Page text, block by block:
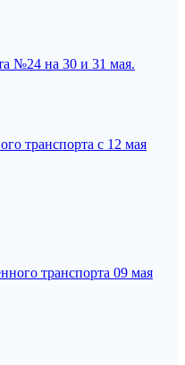
№24 на 30 и 31 мая.
транспорта с 12 мая
транспорта 09 мая